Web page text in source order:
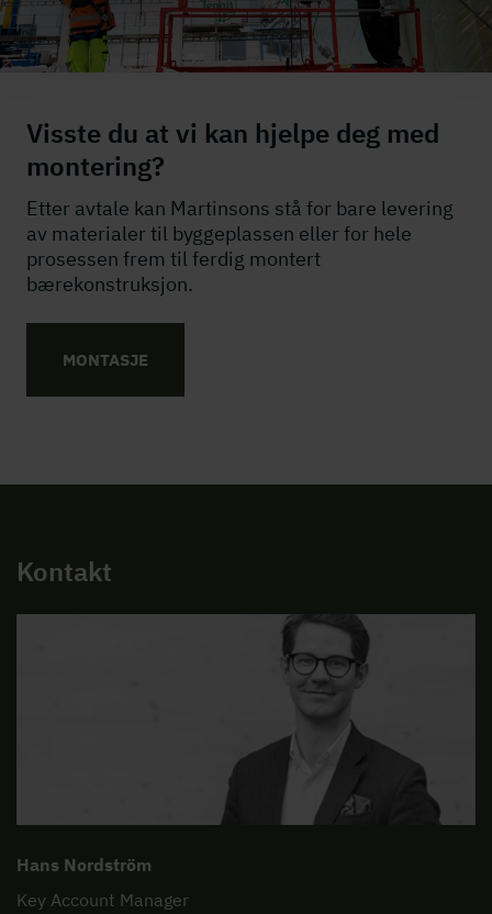
Visste du at vi kan hjelpe deg med
montering?
Etter avtale kan Martinsons stå for bare levering
av materialer til byggeplassen eller for hele
prosessen frem til ferdig montert
bærekonstruksjon.
MONTASJE
Kontakt
Hans Nordström
Key Account Manager